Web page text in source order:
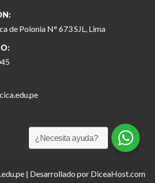
de Polonia N° 673 SJL, Lima
| Desarrollado por DiceaHost.com
¿Necesita ayuda?